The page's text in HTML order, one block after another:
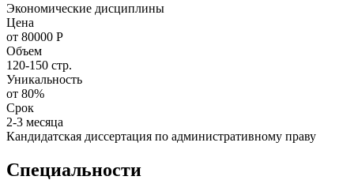
Экономические дисциплины
Цена
от 80000 Р
Объем
120-150 стр.
Уникальность
от 80%
Срок
2-3 месяца
Кандидатская диссертация по административному праву
Специальности